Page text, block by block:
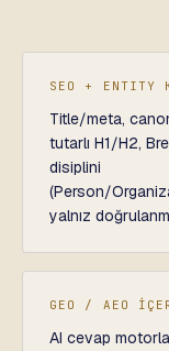
SEO + ENTITY
Title/meta,
tutarlı H1/H2,
disiplini
(Person/
yalnız
GEO / AEO
AI cevap